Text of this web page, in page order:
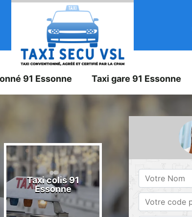
91 Essonne Taxi gare 91 Essonne
Taxi colis 91
Essonne
Taxi 91 Essonne